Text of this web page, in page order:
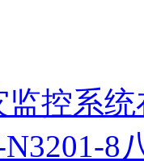
控系
N3201-8